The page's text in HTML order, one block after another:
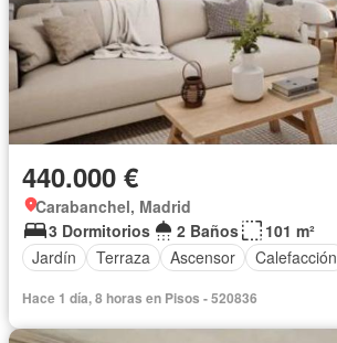
440.000 €
Carabanchel, Madrid
3 Dormitorios
2 Baños
101 m²
Jardín
Terraza Ascensor Calefacción
Hace 1 día, 8 horas en Pisos - 520836